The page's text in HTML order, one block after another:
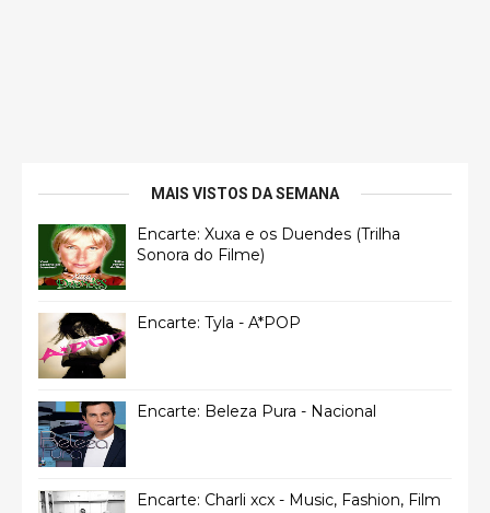
MAIS VISTOS DA SEMANA
Encarte: Xuxa e os Duendes (Trilha
Sonora do Filme)
Encarte: Tyla - A*POP
Encarte: Beleza Pura - Nacional
Encarte: Charli xcx - Music, Fashion, Film